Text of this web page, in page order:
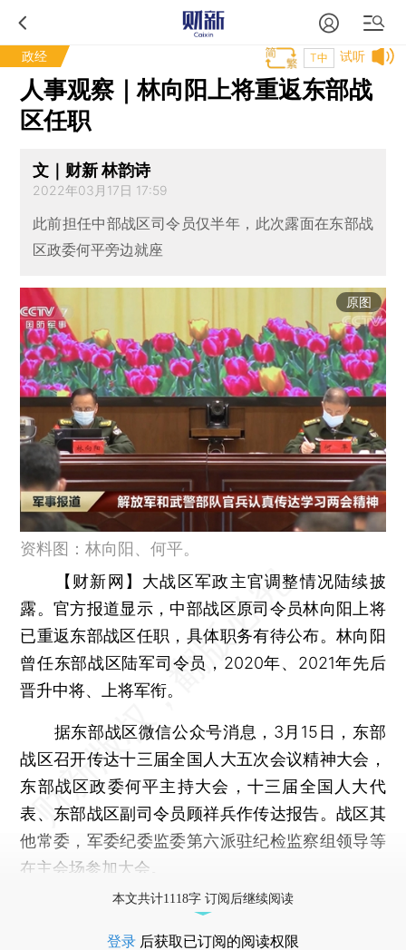
政经 试听
T中
人事观察｜林向阳上将重返东部战
区任职
文｜财新 林韵诗
2022年03月17日 17:59
此前担任中部战区司令员仅半年，此次露面在东部战
区政委何平旁边就座
原图
资料图：林向阳、何平。
【财新网】 大战区军政主官调整情况陆续披
露。官方报道显示，中部战区原司令员林向阳上将
已重返东部战区任职，具体职务有待公布。林向阳
曾任东部战区陆军司令员，2020年、2021年先后
晋升中将、上将军衔。
据东部战区微信公众号消息，3月15日，东部
战区召开传达十三届全国人大五次会议精神大会，
东部战区政委何平主持大会，十三届全国人大代
表、东部战区副司令员顾祥兵作传达报告。战区其
他常委，军委纪委监委第六派驻纪检监察组领导等
在主会场参加大会。
本文共计1118字 订阅后继续阅读
登录 后获取已订阅的阅读权限